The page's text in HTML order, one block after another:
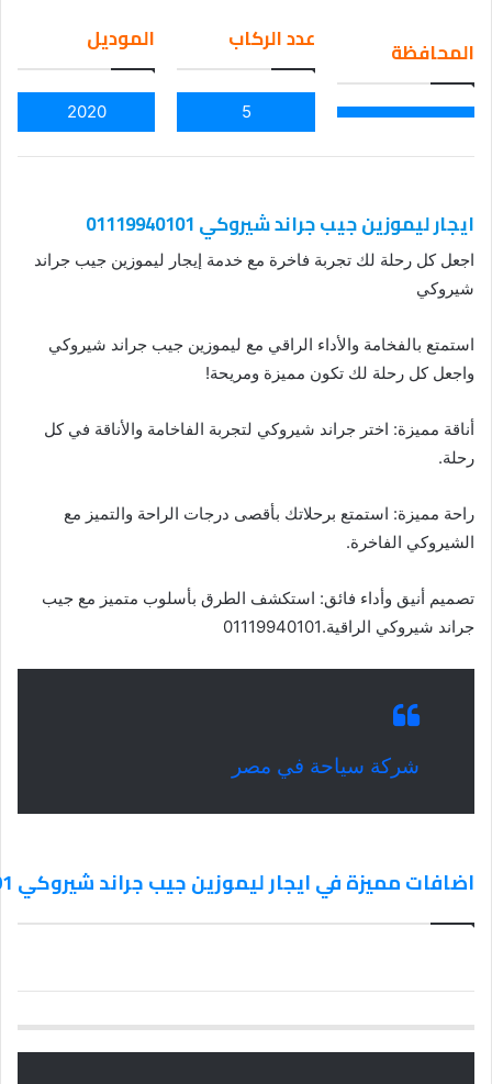
ail
المحافظة عدد الركاب
5
الموديل
2020
ايجار ليموزين جيب جراند شيروكي 01119940101
اجعل كل رحلة لك تجربة فاخرة مع خدمة إيجار ليموزين جيب جراند
شيروكي
استمتع بالفخامة والأداء الراقي مع ليموزين جيب جراند شيروكي
واجعل كل رحلة لك تكون مميزة ومريحة!
أناقة مميزة: اختر جراند شيروكي لتجربة الفاخامة والأناقة في كل
رحلة.
راحة مميزة: استمتع برحلاتك بأقصى درجات الراحة والتميز مع
الشيروكي الفاخرة.
تصميم أنيق وأداء فائق: استكشف الطرق بأسلوب متميز مع جيب
جراند شيروكي الراقية.01119940101
شركة سياحة في مصر
اضافات مميزة في ايجار ليموزين جيب جراند شيروكي 01119940101